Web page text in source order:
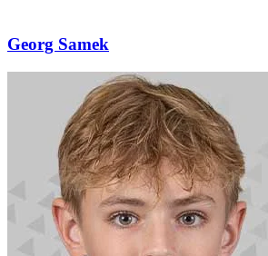
Georg Samek